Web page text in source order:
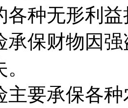
各种无形利
承保财物因
主要承保各